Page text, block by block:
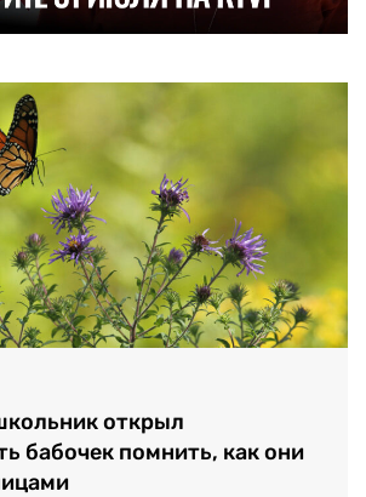
открыл
бабочек помнить, как они